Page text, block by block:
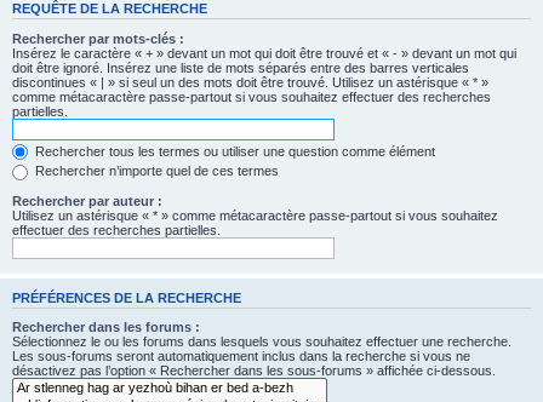
REQUÊTE DE LA RECHERCHE
Rechercher par mots-clés :
Insérez le caractère « + » devant un mot qui doit être trouvé et « - » devant un mot qui
doit être ignoré. Insérez une liste de mots séparés entre des barres verticales
discontinues « | » si seul un des mots doit être trouvé. Utilisez un astérisque « * »
comme métacaractère passe-partout si vous souhaitez effectuer des recherches
partielles.
Rechercher tous les termes ou utiliser une question comme élément
Rechercher n’importe quel de ces termes
Rechercher par auteur :
Utilisez un astérisque « * » comme métacaractère passe-partout si vous souhaitez
effectuer des recherches partielles.
PRÉFÉRENCES DE LA RECHERCHE
Rechercher dans les forums :
Sélectionnez le ou les forums dans lesquels vous souhaitez effectuer une recherche.
Les sous-forums seront automatiquement inclus dans la recherche si vous ne
désactivez pas l’option « Rechercher dans les sous-forums » affichée ci-dessous.